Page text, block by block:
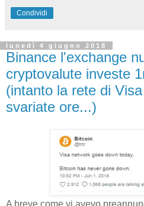
Condividi
lunedì 4 giugno 2018
Binance l'exchange
cryptovalute investe
(intanto la rete di
svariate ore...)
A breve come vi avevo